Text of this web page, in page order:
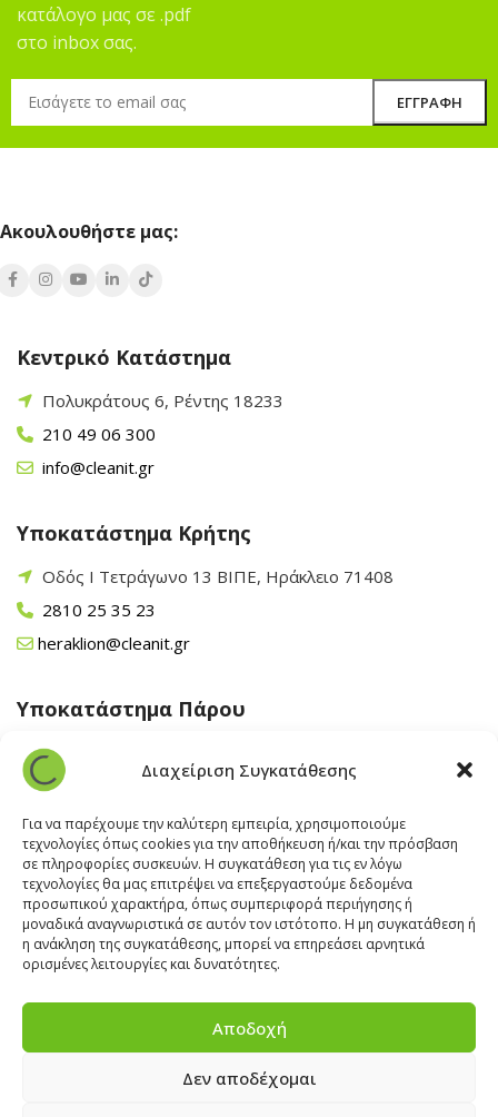
Διαχείριση Συγκατάθεσης
Για να παρέχουμε την καλύτερη εμπειρία, χρησιμοποιούμε
τεχνολογίες όπως cookies για την αποθήκευση ή/και την πρόσβαση
σε πληροφορίες συσκευών. Η συγκατάθεση για τις εν λόγω
τεχνολογίες θα μας επιτρέψει να επεξεργαστούμε δεδομένα
προσωπικού χαρακτήρα, όπως συμπεριφορά περιήγησης ή
μοναδικά αναγνωριστικά σε αυτόν τον ιστότοπο. Η μη συγκατάθεση ή
η ανάκληση της συγκατάθεσης, μπορεί να επηρεάσει αρνητικά
ορισμένες λειτουργίες και δυνατότητες.
Αποδοχή
Δεν αποδέχομαι
κατάλογο μας σε .pdf
στο inbox σας.
Ακουλουθήστε μας:
Κεντρικό Κατάστημα
Πολυκράτους 6, Ρέντης 18233
210 49 06 300
info@cleanit.gr
Υποκατάστημα Κρήτης
Οδός Ι Τετράγωνο 13 ΒΙΠΕ, Ηράκλειο 71408
2810 25 35 23
heraklion@cleanit.gr
Υποκατάστημα Πάρου
Άγιος Βλάσης Αρχίλοχος, Πάρος 84400
22840 43 163
paros@cleanit.gr
Υποκατάστημα Σαντορίνης
Έξω Γωνία, Σαντορίνη847 00
22860 22322